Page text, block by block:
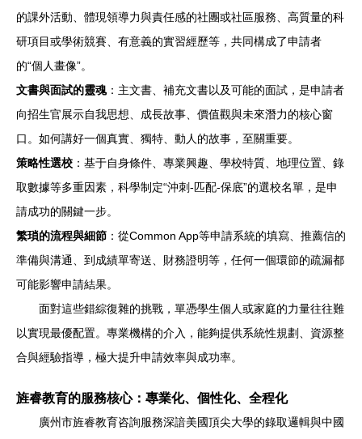
的課外活動、體現領導力與責任感的社團或社區服務、高質量的科
研項目或學術競賽、有意義的實習經歷等，共同構成了申請者
的“個人畫像”。
文書與面試的靈魂：主文書、補充文書以及可能的面試，是申請者
向招生官展示自我思想、成長故事、價值觀與未來潛力的核心窗
口。如何講好一個真實、獨特、動人的故事，至關重要。
策略性選校 ：基于自身條件、專業興趣、學校特質、地理位置、錄
取數據等多重因素，科學制定“沖刺-匹配-保底”的選校名單，是申
請成功的關鍵一步。
繁瑣的流程與細節 ：從Common App等申請系統的填寫、推薦信的
準備與溝通、到成績單寄送、財務證明等，任何一個環節的疏漏都
可能影響申請結果。
面對這些錯綜復雜的挑戰，單憑學生個人或家庭的力量往往難
以實現最優配置。專業機構的介入，能夠提供系統性規劃、資源整
合與經驗指導，極大提升申請效率與成功率。
旌睿教育的服務核心：專業化、個性化、全程化
廣州市旌睿教育咨詢服務深諳美國頂尖大學的錄取邏輯與中國